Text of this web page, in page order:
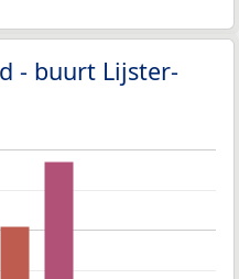
- buurt Lijster-